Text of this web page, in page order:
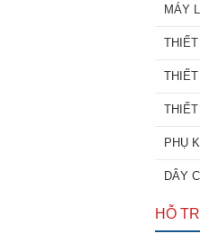
MÁY
PHỤ
DÂY
HỖ